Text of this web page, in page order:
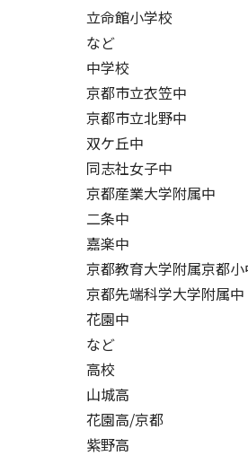
立命館小学校
など
中学校
京都市立衣笠中
京都市立北野中
双ケ丘中
同志社女子中
京都産業大学附属中
二条中
嘉楽中
京都教育大学附属京都小
京都先端科学大学附属中
花園中
など
高校
山城高
花園高/京都
紫野高